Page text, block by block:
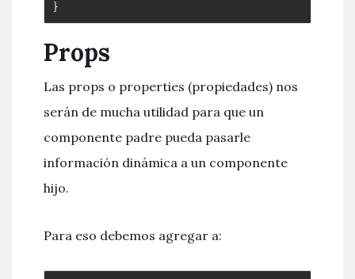
}
Props
Las props o properties (propiedades) nos
serán de mucha utilidad para que un
componente padre pueda pasarle
información dinámica a un componente
hijo.
Para eso debemos agregar a: